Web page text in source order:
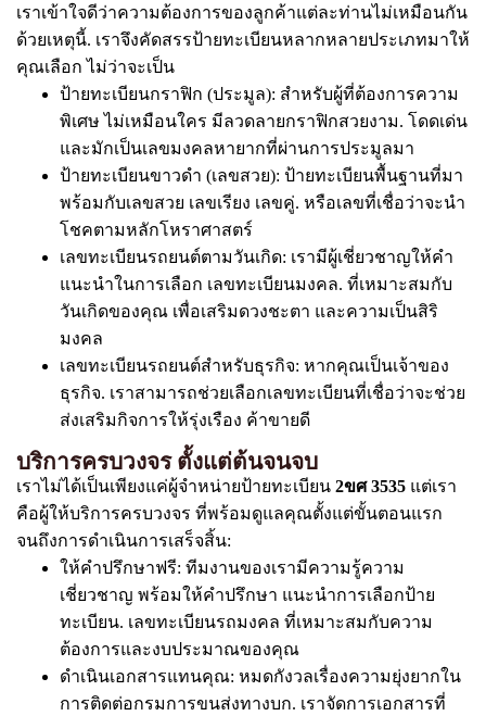
เราเข้าใจดีว่าความต้องการของลูกค้าแต่ละท่านไม่เหมือนกัน
ด้วยเหตุนี้. เราจึงคัดสรรป้ายทะเบียนหลากหลายประเภทมาให้
คุณเลือก ไม่ว่าจะเป็น
ป้ายทะเบียนกราฟิก (ประมูล): สำหรับผู้ที่ต้องการความ
พิเศษ ไม่เหมือนใคร มีลวดลายกราฟิกสวยงาม. โดดเด่น
และมักเป็นเลขมงคลหายากที่ผ่านการประมูลมา
ป้ายทะเบียนขาวดำ (เลขสวย): ป้ายทะเบียนพื้นฐานที่มา
พร้อมกับเลขสวย เลขเรียง เลขคู่. หรือเลขที่เชื่อว่าจะนำ
โชคตามหลักโหราศาสตร์
เลขทะเบียนรถยนต์ตามวันเกิด: เรามีผู้เชี่ยวชาญให้คำ
แนะนำในการเลือก เลขทะเบียนมงคล. ที่เหมาะสมกับ
วันเกิดของคุณ เพื่อเสริมดวงชะตา และความเป็นสิริ
มงคล
เลขทะเบียนรถยนต์สำหรับธุรกิจ: หากคุณเป็นเจ้าของ
ธุรกิจ. เราสามารถช่วยเลือกเลขทะเบียนที่เชื่อว่าจะช่วย
ส่งเสริมกิจการให้รุ่งเรือง ค้าขายดี
บริการครบวงจร ตั้งแต่ต้นจนจบ
เราไม่ได้เป็นเพียงแค่ผู้จำหน่ายป้ายทะเบียน 2ขศ 3535 แต่เรา
คือผู้ให้บริการครบวงจร ที่พร้อมดูแลคุณตั้งแต่ขั้นตอนแรก
จนถึงการดำเนินการเสร็จสิ้น:
ให้คำปรึกษาฟรี: ทีมงานของเรามีความรู้ความ
เชี่ยวชาญ พร้อมให้คำปรึกษา แนะนำการเลือกป้าย
ทะเบียน. เลขทะเบียนรถมงคล ที่เหมาะสมกับความ
ต้องการและงบประมาณของคุณ
ดำเนินเอกสารแทนคุณ: หมดกังวลเรื่องความยุ่งยากใน
การติดต่อกรมการขนส่งทางบก. เราจัดการเอกสารที่